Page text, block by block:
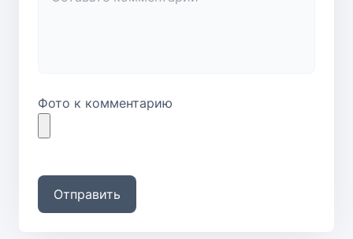
Фото к комментарию
Отправить